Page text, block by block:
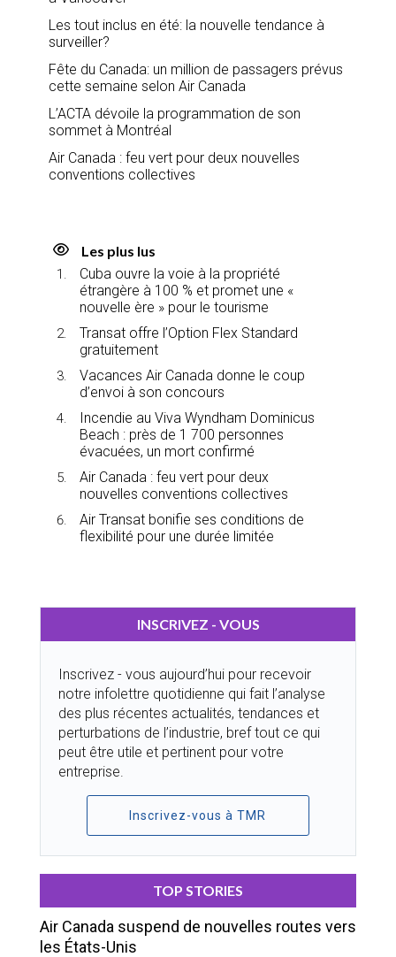
Les tout inclus en été: la nouvelle tendance à
surveiller?
Fête du Canada: un million de passagers prévus
cette semaine selon Air Canada
L’ACTA dévoile la programmation de son
sommet à Montréal
Air Canada : feu vert pour deux nouvelles
conventions collectives
Les plus lus
Cuba ouvre la voie à la propriété
étrangère à 100 % et promet une «
nouvelle ère » pour le tourisme
Transat offre l’Option Flex Standard
gratuitement
Vacances Air Canada donne le coup
d’envoi à son concours
Incendie au Viva Wyndham Dominicus
Beach : près de 1 700 personnes
évacuées, un mort confirmé
Air Canada : feu vert pour deux
nouvelles conventions collectives
Air Transat bonifie ses conditions de
flexibilité pour une durée limitée
INSCRIVEZ - VOUS
Inscrivez - vous aujourd’hui pour recevoir
notre infolettre quotidienne qui fait l’analyse
des plus récentes actualités, tendances et
perturbations de l’industrie, bref tout ce qui
peut être utile et pertinent pour votre
entreprise.
Inscrivez-vous à TMR
TOP STORIES
Air Canada suspend de nouvelles routes vers
les États-Unis